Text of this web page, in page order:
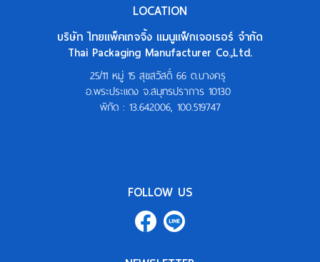
LOCATION
บริษัท ไทยแพ็คเกจจิ้ง แมนูแฟ็กเจอเรอร์ จำกัด
Thai Packaging Manufacturer Co.,Ltd.
25/11 หมู่ 15 สุขสวัสดิ์ 66 ต.บางครุ
อ.พระประแดง จ.สมุทรปราการ 10130
พิกัด : 13.642006, 100.519747
FOLLOW US